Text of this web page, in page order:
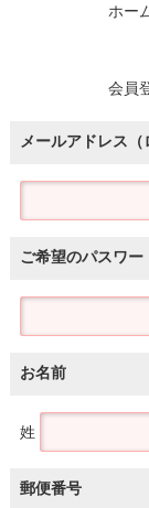
ホー
会員
メールアドレス（
ご希望のパスワー
お名前
姓
郵便番号